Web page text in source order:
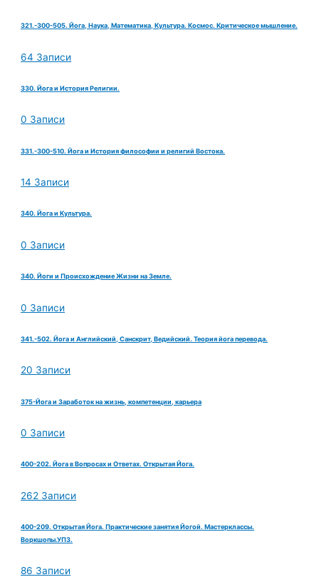
321.-300-505. Йога, Наука, Математика, Культура. Космос. Критическое мышление.
64 Записи
330. Йога и История Религии.
0 Записи
331.-300-510. Йога и История философии и религий Востока.
14 Записи
340. Йога и Культура.
0 Записи
340. Йоги и Происхождение Жизни на Земле.
0 Записи
341.-502. Йога и Английский, Санскрит, Ведийский. Теория йога перевода.
20 Записи
375-Йога и Заработок на жизнь, компетенции, карьера
0 Записи
400-202. Йога в Вопросах и Ответах. Открытая Йога.
262 Записи
400-209. Открытая Йога. Практические занятия Йогой. Мастерклассы.
Воркшопы.УПЗ.
86 Записи